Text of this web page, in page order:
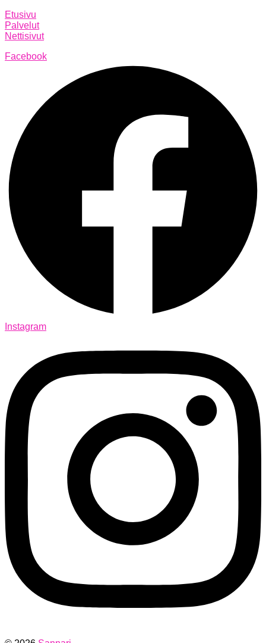
Etusivu
Palvelut
Nettisivut
Facebook
Instagram